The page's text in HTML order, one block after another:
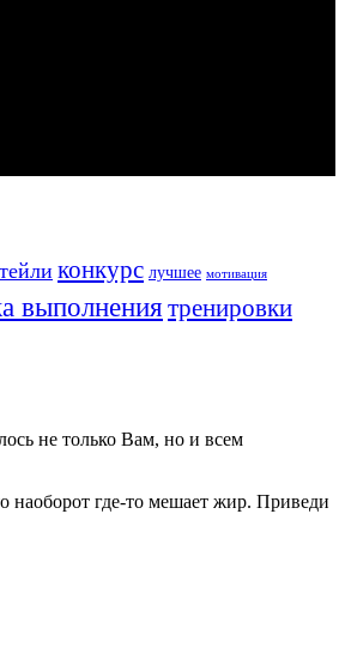
конкурс лучшее мотивация
выполнения тренировки
не только Вам, но и всем
наоборот где-то мешает жир. Приведи